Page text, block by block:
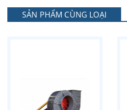
SẢN PHẨM CÙNG LOẠI